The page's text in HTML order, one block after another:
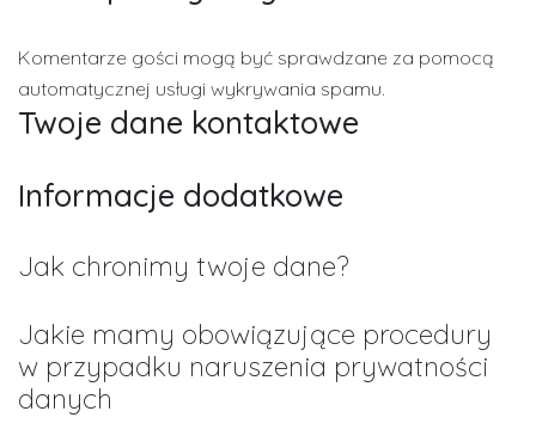
Komentarze gości mogą być sprawdzane za pomocą
automatycznej usługi wykrywania spamu.
Twoje dane kontaktowe
Informacje dodatkowe
Jak chronimy twoje dane?
Jakie mamy obowiązujące procedury
w przypadku naruszenia prywatności
danych